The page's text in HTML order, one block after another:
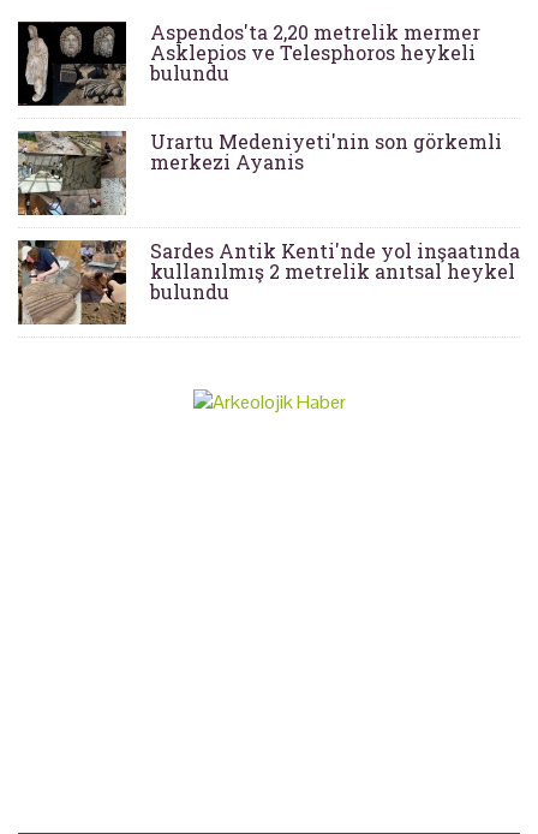
Aspendos'ta 2,20 metrelik mermer
Asklepios ve Telesphoros heykeli
bulundu
Urartu Medeniyeti'nin son görkemli
merkezi Ayanis
Sardes Antik Kenti'nde yol inşaatında
kullanılmış 2 metrelik anıtsal heykel
bulundu